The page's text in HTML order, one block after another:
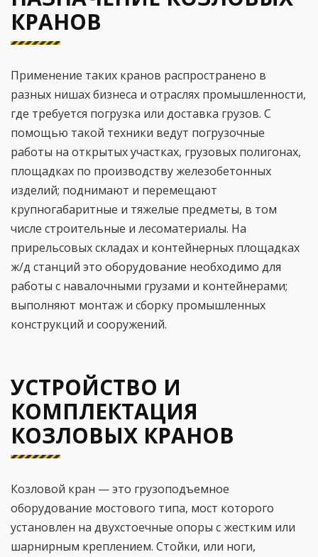
КРАНОВ
Применение таких кранов распространено в
разных нишах бизнеса и отраслях промышленности,
где требуется погрузка или доставка грузов. С
помощью такой техники ведут погрузочные
работы на открытых участках, грузовых полигонах,
площадках по производству железобетонных
изделий; поднимают и перемещают
крупногабаритные и тяжелые предметы, в том
числе строительные и лесоматериалы. На
прирельсовых складах и контейнерных площадках
ж/д станций это оборудование необходимо для
работы с навалочными грузами и контейнерами;
выполняют монтаж и сборку промышленных
конструкций и сооружений.
УСТРОЙСТВО И
КОМПЛЕКТАЦИЯ
КОЗЛОВЫХ КРАНОВ
Козловой кран — это грузоподъемное
оборудование мостового типа, мост которого
установлен на двухстоечные опоры с жестким или
шарнирным креплением. Стойки, или ноги,